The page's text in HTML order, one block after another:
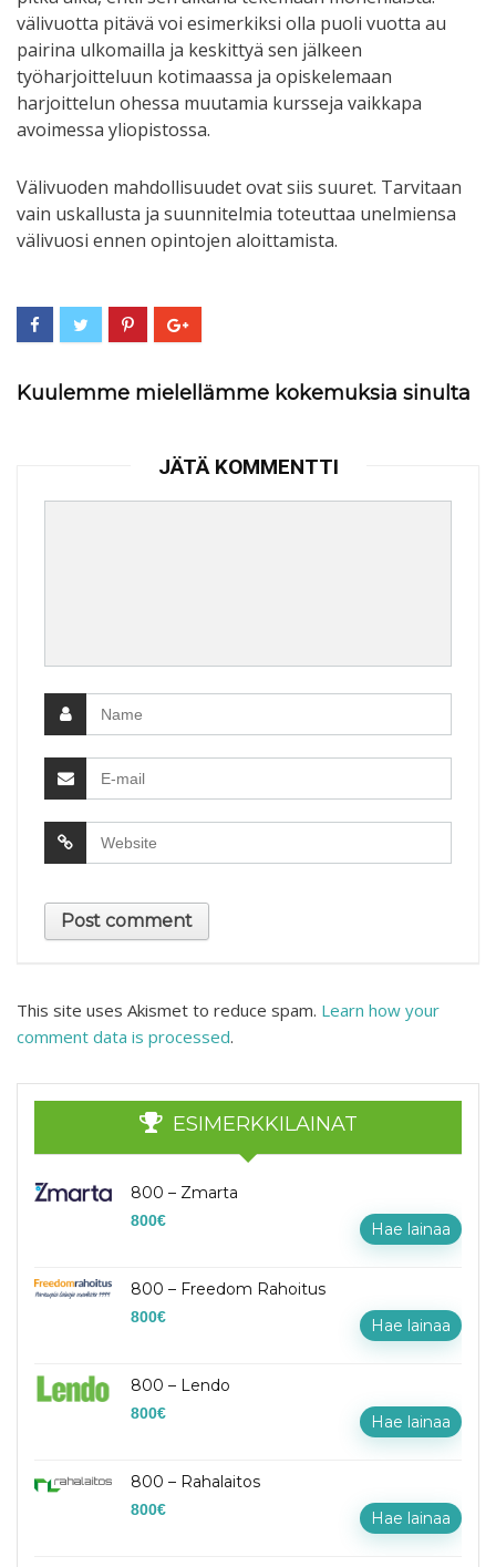
välivuotta pitävä voi esimerkiksi olla puoli vuotta au
pairina ulkomailla ja keskittyä sen jälkeen
työharjoitteluun kotimaassa ja opiskelemaan
harjoittelun ohessa muutamia kursseja vaikkapa
avoimessa yliopistossa.
Välivuoden mahdollisuudet ovat siis suuret. Tarvitaan
vain uskallusta ja suunnitelmia toteuttaa unelmiensa
välivuosi ennen opintojen aloittamista.
Kuulemme mielellämme kokemuksia sinulta
JÄTÄ KOMMENTTI
This site uses Akismet to reduce spam. Learn how your
comment data is processed.
ESIMERKKILAINAT
800 – Zmarta
800€ Hae lainaa
800 – Freedom Rahoitus
800€ Hae lainaa
800 – Lendo
800€ Hae lainaa
800 – Rahalaitos
800€ Hae lainaa